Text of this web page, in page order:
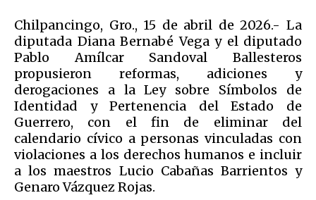
Chilpancingo, Gro., 15 de abril de 2026.- La
diputada Diana Bernabé Vega y el diputado
Pablo Amílcar Sandoval Ballesteros
propusieron reformas, adiciones y
derogaciones a la Ley sobre Símbolos de
Identidad y Pertenencia del Estado de
Guerrero, con el fin de eliminar del
calendario cívico a personas vinculadas con
violaciones a los derechos humanos e incluir
a los maestros Lucio Cabañas Barrientos y
Genaro Vázquez Rojas.